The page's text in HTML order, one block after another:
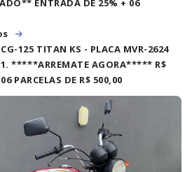
ENTRADA DE 25% + 06
125 TITAN KS - PLACA MVR-2624
*****ARREMATE AGORA***** R$
PARCELAS DE R$ 500,00